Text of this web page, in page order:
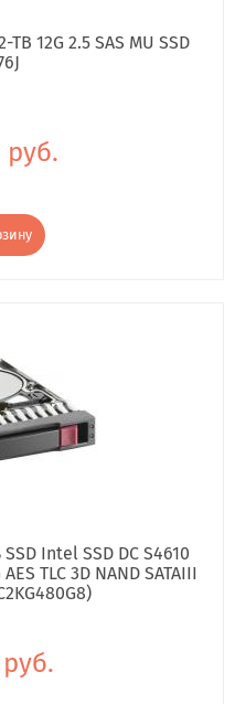
12G 2.5 SAS MU SSD
руб.
Intel SSD DC S4610
TLC 3D NAND SATAIII